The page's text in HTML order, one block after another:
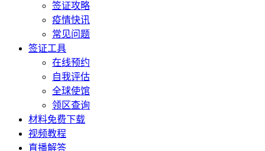
签证攻略
疫情快讯
常见问题
签证工具
在线预约
自我评估
全球使馆
领区查询
材料免费下载
视频教程
直播解答